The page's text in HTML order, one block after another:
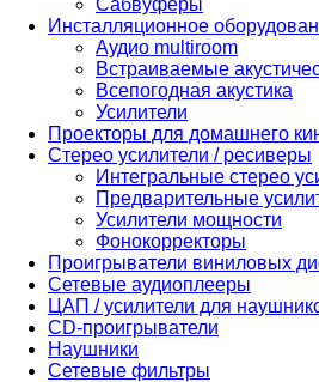
Инсталляционное
Аудио multiroom
Встраиваемые
Всепогодная акустика
Усилители
Проекторы для домашнего
Стерео усилители / ресиверы
Интегральные стерео
Предварительные
Усилители мощности
Фонокорректоры
Проигрыватели виниловых
Сетевые аудиоплееры
ЦАП / усилители для
CD-проигрыватели
Наушники
Сетевые фильтры